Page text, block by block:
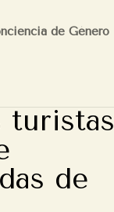
de Género
turistas
de